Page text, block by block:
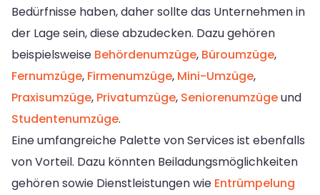
Bedürfnisse haben, daher sollte das Unternehmen in
der Lage sein, diese abzudecken. Dazu gehören
beispielsweise Behördenumzüge, Büroumzüge,
Fernumzüge, Firmenumzüge, Mini-Umzüge,
Praxisumzüge, Privatumzüge, Seniorenumzügeund
Studentenumzüge.
Eine umfangreiche Palette von Services ist ebenfalls
von Vorteil. Dazu könnten Beiladungsmöglichkeiten
gehören sowie Dienstleistungen wie Entrümpelung